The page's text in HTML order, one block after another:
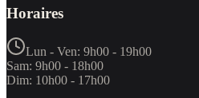
Horaires
Lun - Ven: 9h00 - 19h00
Sam: 9h00 - 18h00
Dim: 10h00 - 17h00